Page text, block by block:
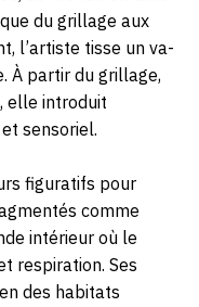
du grillage aux
l’artiste tisse un va-
À partir du grillage,
elle introduit
sensoriel.
figuratifs pour
comme
intérieur où le
respiration. Ses
des habitats